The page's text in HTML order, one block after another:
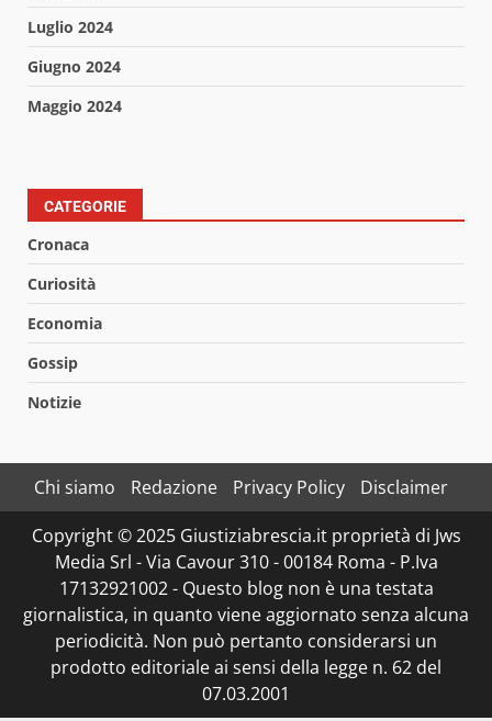
Luglio 2024
Giugno 2024
Maggio 2024
CATEGORIE
Cronaca
Curiosità
Economia
Gossip
Notizie
Chi siamo Redazione Privacy Policy
Disclaimer
Copyright © 2025 Giustiziabrescia.it proprietà di Jws
Media Srl - Via Cavour 310 - 00184 Roma - P.Iva
17132921002 - Questo blog non è una testata
giornalistica, in quanto viene aggiornato senza alcuna
periodicità. Non può pertanto considerarsi un
prodotto editoriale ai sensi della legge n. 62 del
07.03.2001